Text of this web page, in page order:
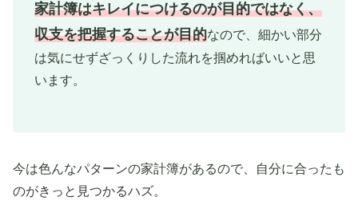
家計簿はキレイにつけるのが目的ではなく、
収支を把握することが目的なので、細かい部分
は気にせずざっくりした流れを掴めればいいと思
います。
今は色んなパターンの家計簿があるので、自分に合ったも
のがきっと見つかるハズ。